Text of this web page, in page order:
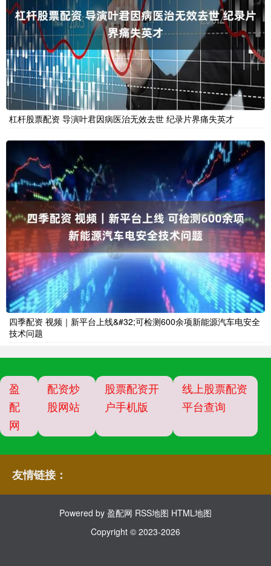
杠杆股票配资 导演叶君因病医治无效去世 纪录片界痛失英才
四季配资 视频｜新平台上线&#32;可检测600余项新能源汽车电安全
技术问题
盈
配
网
配资炒
股网站
股票配资开
户手机版
线上股票配资
平台查询
友情链接：
Powered by 盈配网 RSS地图 HTML地图
Copyright © 2023-2026